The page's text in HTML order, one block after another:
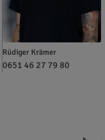
Rüdiger Krämer
0651 46 27 79 80